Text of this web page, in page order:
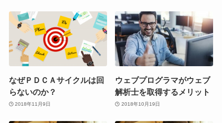
なぜＰＤＣＡサイクルは回
らないのか？
2018年11月9日
ウェブプログラマがウェブ
解析士を取得するメリット
2018年10月19日